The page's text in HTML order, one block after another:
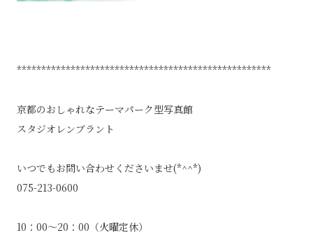
****************************************************
京都のおしゃれなテーマパーク型写真館
スタジオレンブラント
いつでもお問い合わせくださいませ(*^^*)
075-213-0600
10：00～20：00（火曜定休）